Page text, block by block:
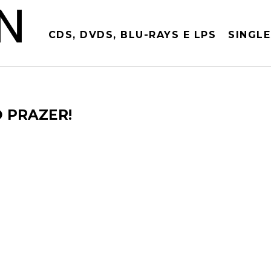
CDS, DVDS, BLU-RAYS E LPS
PRAZER!